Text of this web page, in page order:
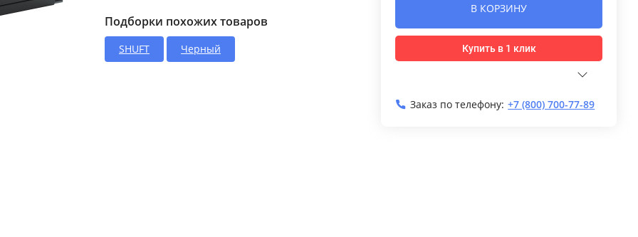
Подборки похожих товаров
SHUFT Черный
В КОРЗИНУ
Купить в 1 клик
Заказ по телефону: +7 (800) 700-77-89